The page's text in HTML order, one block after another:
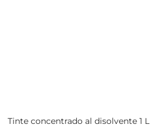
Tinte concentrado al disolvente 1 L